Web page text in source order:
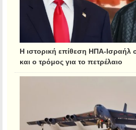
Η ιστορική επίθεση ΗΠΑ-Ισραήλ
και ο τρόμος για το πετρέλαιο